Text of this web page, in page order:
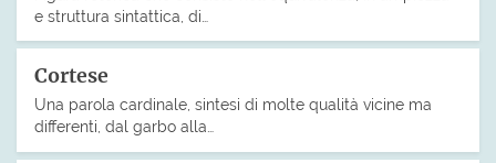
e struttura sintattica, di…
Cortese
Una parola cardinale, sintesi di molte qualità vicine ma
differenti, dal garbo alla…